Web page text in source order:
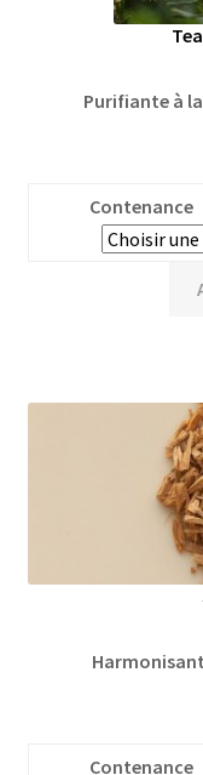
Purifiante à
Contenance
Contenance